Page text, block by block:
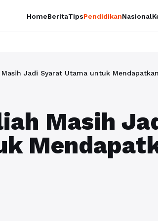
HomeBeritaTipsPendidikanNasional
Ingin
Jadi Syarat Utama untuk
Masih